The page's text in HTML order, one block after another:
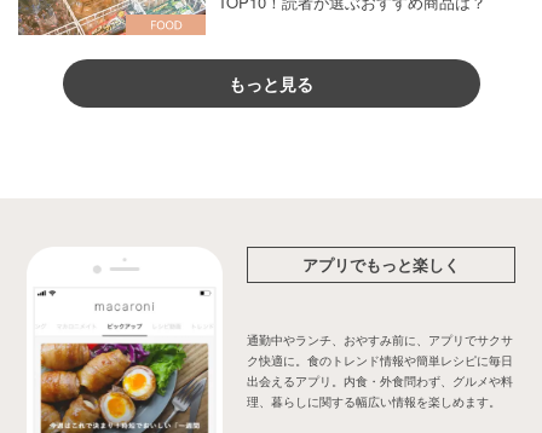
もっと見る
アプリでもっと楽しく
通勤中やランチ、おやすみ前に、アプリでサクサ
ク快適に。食のトレンド情報や簡単レシピに毎日
出会えるアプリ。内食・外食問わず、グルメや料
理、暮らしに関する幅広い情報を楽しめます。